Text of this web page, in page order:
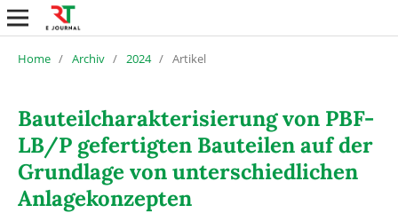
Home / Archiv / 2024 / Artikel
Bauteilcharakterisierung von PBF-
LB/P gefertigten Bauteilen auf der
Grundlage von unterschiedlichen
Anlagekonzepten